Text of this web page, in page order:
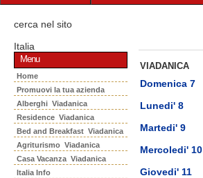
cerca nel sito
Italia
Menu
Home
Promuovi la tua azienda
Alberghi Viadanica
Residence Viadanica
Bed and Breakfast Viadanica
Agriturismo Viadanica
Casa Vacanza Viadanica
Italia Info
VIADANICA
Domenica 7
Lunedi' 8
Martedi' 9
Mercoledi' 10
Giovedi' 11